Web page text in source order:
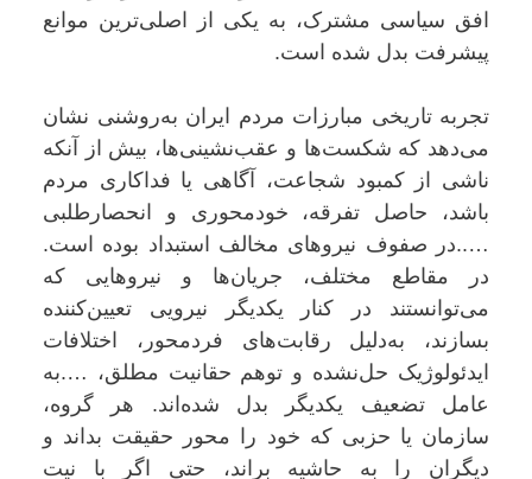
افق سیاسی مشترک، به یکی از اصلی‌ترین موانع
پیشرفت بدل شده است.
تجربه تاریخی مبارزات مردم ایران به‌روشنی نشان
می‌دهد که شکست‌ها و عقب‌نشینی‌ها، بیش از آنکه
ناشی از کمبود شجاعت، آگاهی یا فداکاری مردم
باشد، حاصل تفرقه، خودمحوری و انحصارطلبی
…..در صفوف نیروهای مخالف استبداد بوده است.
در مقاطع مختلف، جریان‌ها و نیروهایی که
می‌توانستند در کنار یکدیگر نیرویی تعیین‌کننده
بسازند، به‌دلیل رقابت‌های فردمحور، اختلافات
ایدئولوژیک حل‌نشده و توهم حقانیت مطلق، ….به
عامل تضعیف یکدیگر بدل شده‌اند. هر گروه،
سازمان یا حزبی که خود را محور حقیقت بداند و
دیگران را به حاشیه براند، حتی اگر با نیت